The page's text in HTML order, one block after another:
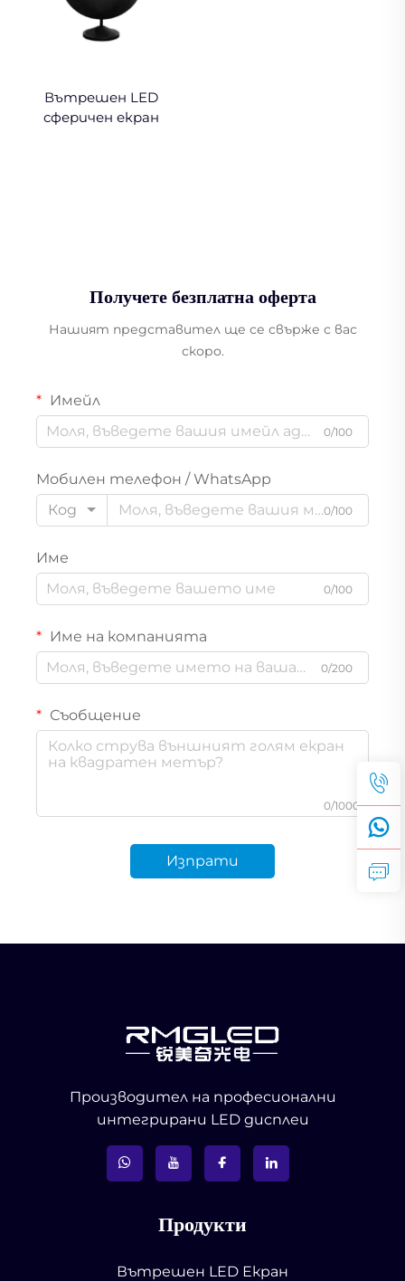
Вътрешен LED
сферичен екран
Получете безплатна оферта
Нашият представител ще се свърже с вас
скоро.
Имейл
0/100
Мобилен телефон / WhatsApp
Код
0/100
Име
0/100
Име на компанията
0/200
Съобщение
0/1000
Изпрати
Производител на професионални
интегрирани LED дисплеи
Продукти
Вътрешен LED Екран